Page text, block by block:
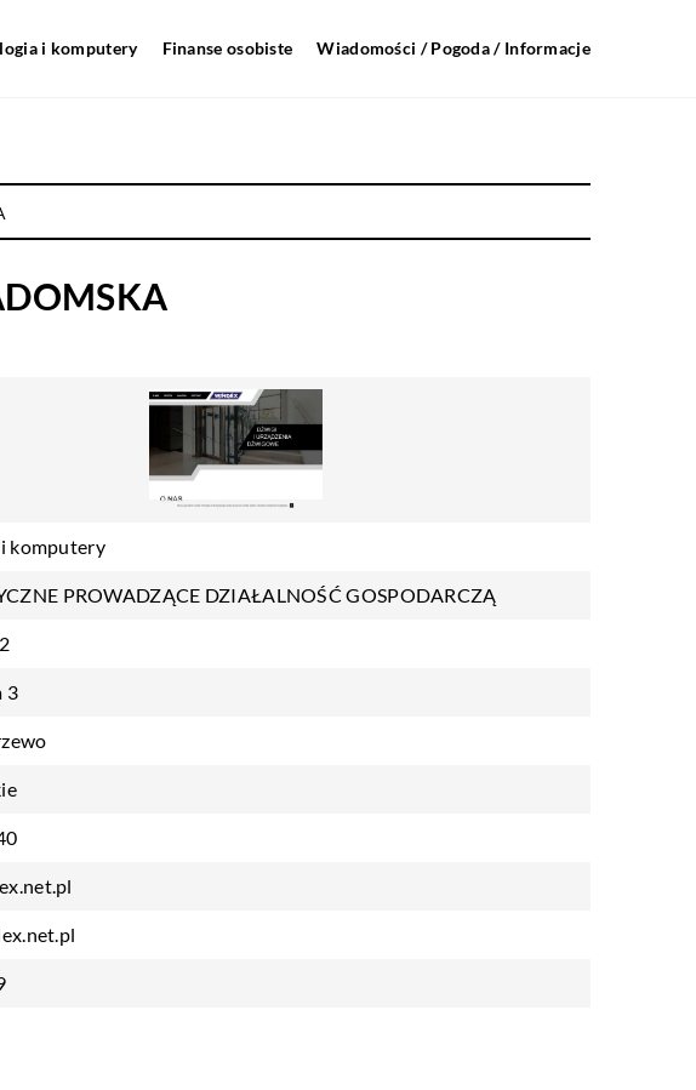
i komputery Finanse osobiste Wiadomości / Pogoda / Informacje
komputery
PROWADZĄCE DZIAŁALNOŚĆ GOSPODARCZĄ
3